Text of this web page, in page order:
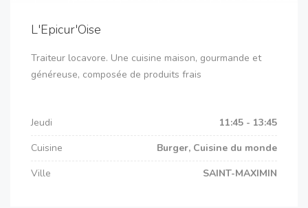
L'Epicur'Oise
Traiteur locavore. Une cuisine maison, gourmande et
généreuse, composée de produits frais
Jeudi
11:45 - 13:45
Cuisine
Burger, Cuisine du monde
Ville
SAINT-MAXIMIN